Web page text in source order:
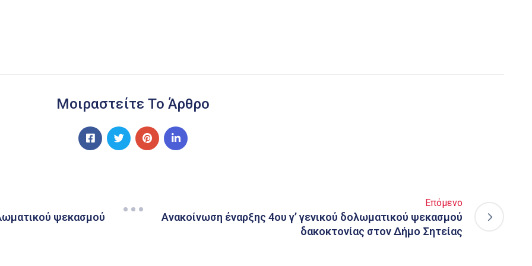
Μοιραστείτε Το Άρθρο
ψεκασμού
Επόμενο
Ανακοίνωση έναρξης 4ου γ’ γενικού δολωματικού ψεκασμού
δακοκτονίας στον Δήμο Σητείας